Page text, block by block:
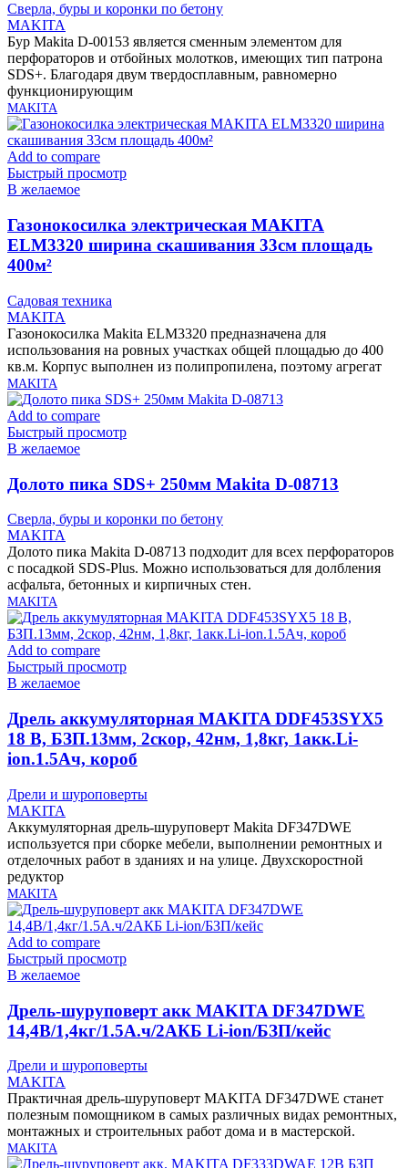
Сверла, буры и коронки по бетону
MAKITA
Бур Makita D-00153 является сменным элементом для
перфораторов и отбойных молотков, имеющих тип патрона
SDS+. Благодаря двум твердосплавным, равномерно
функционирующим
MAKITA
Add to compare
Быстрый просмотр
В желаемое
Газонокосилка электрическая MAKITA
ELM3320 ширина скашивания 33см площадь
400м²
Садовая техника
MAKITA
Газонокосилка Makita ELM3320 предназначена для
использования на ровных участках общей площадью до 400
кв.м. Корпус выполнен из полипропилена, поэтому агрегат
MAKITA
Add to compare
Быстрый просмотр
В желаемое
Долото пика SDS+ 250мм Makita D-08713
Сверла, буры и коронки по бетону
MAKITA
Долото пика Makita D-08713 подходит для всех перфораторов
с посадкой SDS-Plus. Можно использоваться для долбления
асфальта, бетонных и кирпичных стен.
MAKITA
Add to compare
Быстрый просмотр
В желаемое
Дрель аккумуляторная MAKITA DDF453SYX5
18 В, БЗП.13мм, 2скор, 42нм, 1,8кг, 1акк.Li-
ion.1.5Ач, короб
Дрели и шуроповерты
MAKITA
Аккумуляторная дрель-шуруповерт Makita DF347DWE
используется при сборке мебели, выполнении ремонтных и
отделочных работ в зданиях и на улице. Двухскоростной
редуктор
MAKITA
Add to compare
Быстрый просмотр
В желаемое
Дрель-шуруповерт акк MAKITA DF347DWE
14,4В/1,4кг/1.5А.ч/2АКБ Li-ion/БЗП/кейс
Дрели и шуроповерты
MAKITA
Практичная дрель-шуруповерт MAKITA DF347DWE станет
полезным помощником в самых различных видах ремонтных,
монтажных и строительных работ дома и в мастерской.
MAKITA